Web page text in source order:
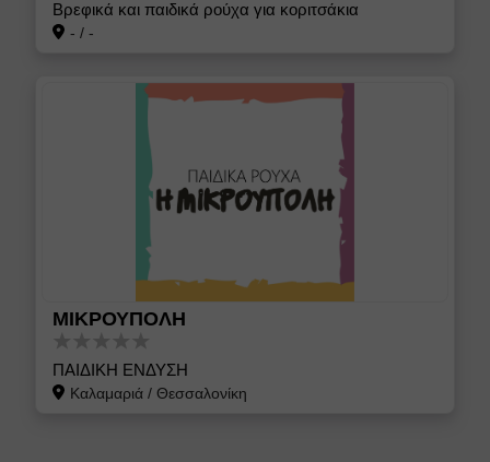
Βρεφικά και παιδικά ρούχα για κοριτσάκια
- / -
ΜΙΚΡΟΥΠΟΛΗ
ΠΑΙΔΙΚΗ ΕΝΔΥΣΗ
Καλαμαριά/ Θεσσαλονίκη